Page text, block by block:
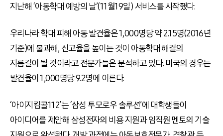
지난해 ‘아동학대 예방의 날’(11월19일) 서비스를 시작했다.
우리나라 학대 피해 아동 발견율은 1,000명당 약 2.15명(2016년
기준)에 불과해, 신고율을 높이는 것이 아동학대 해결의
지름길이 될 것이라고 전문가들은 분석하고 있다. 미국의 경우는
발견율이 1,000명당 9.2명에 이른다.
‘아이지킴콜112’는 ‘삼성 투모로우 솔루션’에 대학생들이
아이디어를 제안해 삼성전자의 비용 지원과 임직원 멘토의 기술